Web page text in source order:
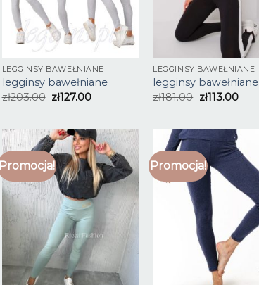
LEGGINSY BAWEŁNIANE
legginsy bawełniane
zł203.00 zł127.00
LEGGINSY BAWEŁNIANE
legginsy bawełniane
zł181.00 zł113.00
Promocja! Promocja!